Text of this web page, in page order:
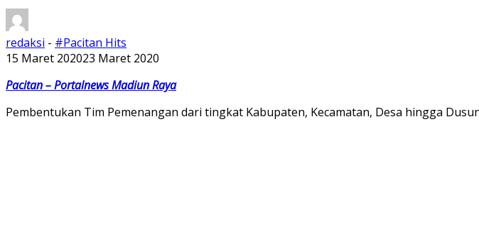
redaksi - #Pacitan Hits
15 Maret 202023 Maret 2020
Pacitan – Portalnews Madiun Raya
Pembentukan Tim Pemenangan dari tingkat Kabupaten, Kecamatan, Desa hingga